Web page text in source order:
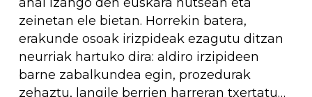
zeinetan ele bietan. Horrekin batera,
erakunde osoak irizpideak ezagutu ditzan
neurriak hartuko dira: aldiro irzipideen
barne zabalkundea egin, prozedurak
zehaztu, langile berrien harreran txertatu…